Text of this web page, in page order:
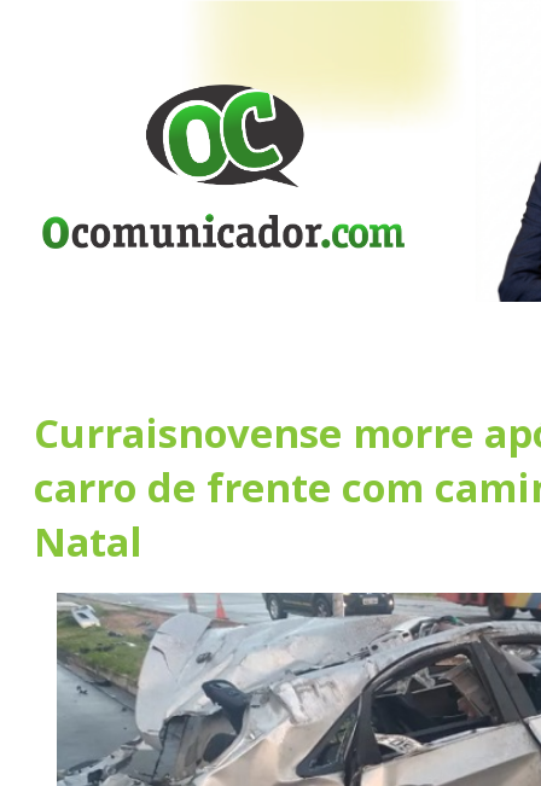
Curraisnovense morre
carro de frente com
Natal